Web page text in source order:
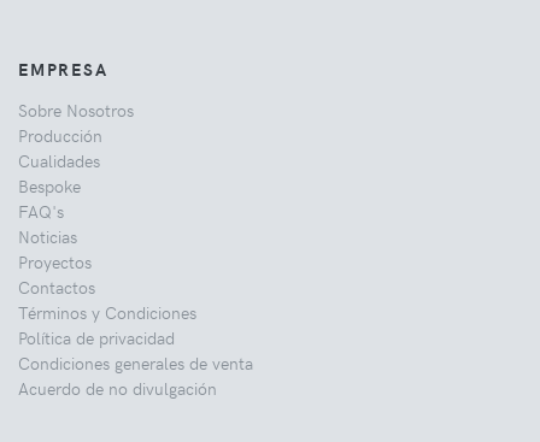
EMPRESA
Sobre Nosotros
Producción
Cualidades
Bespoke
FAQ's
Noticias
Proyectos
Contactos
Términos y Condiciones
Política de privacidad
Condiciones generales de venta
Acuerdo de no divulgación